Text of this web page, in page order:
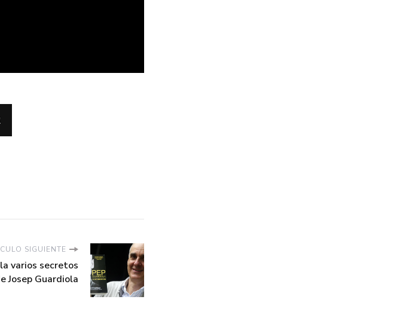
SIGUIENTE
varios secretos
Josep Guardiola